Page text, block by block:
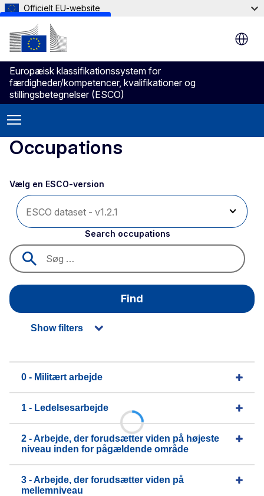
Skip to main content
Officielt EU-website
Europæisk klassifikationssystem for
færdigheder/kompetencer, kvalifikationer og
stillingsbetegnelser (ESCO)
Occupations
Vælg en ESCO-version
Search occupations
Find
Show filters
0 - Militært arbejde
1 - Ledelsesarbejde
2 - Arbejde, der forudsætter viden på højeste
niveau inden for pågældende område
3 - Arbejde, der forudsætter viden på
mellemniveau